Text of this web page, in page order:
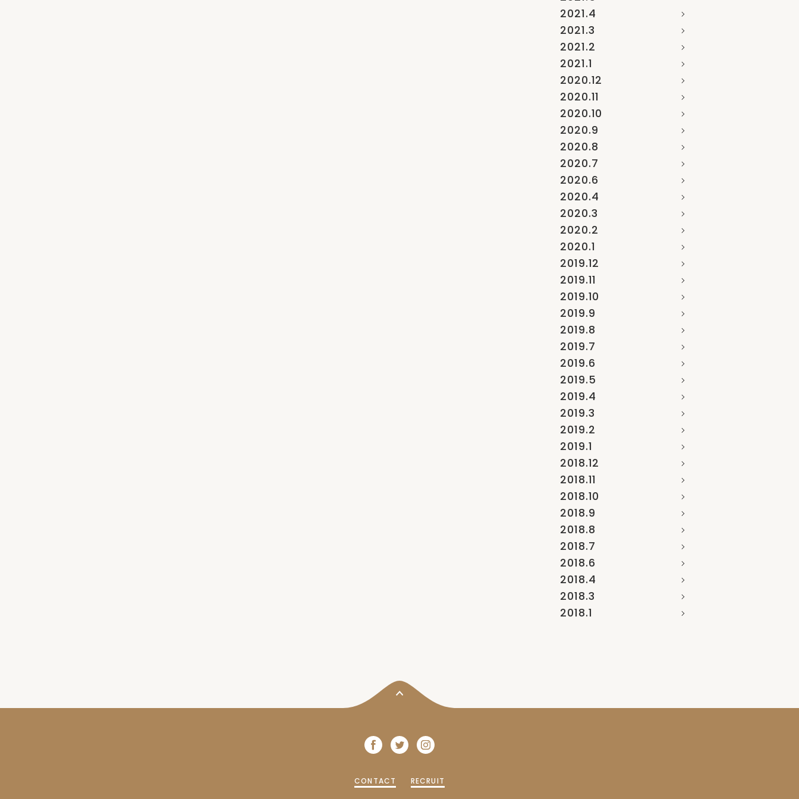
2021.4
2021.3
2021.2
2021.1
2020.12
2020.11
2020.10
2020.9
2020.8
2020.7
2020.6
2020.4
2020.3
2020.2
2020.1
2019.12
2019.11
2019.10
2019.9
2019.8
2019.7
2019.6
2019.5
2019.4
2019.3
2019.2
2019.1
2018.12
2018.11
2018.10
2018.9
2018.8
2018.7
2018.6
2018.4
2018.3
2018.1
CONTACT RECRUIT